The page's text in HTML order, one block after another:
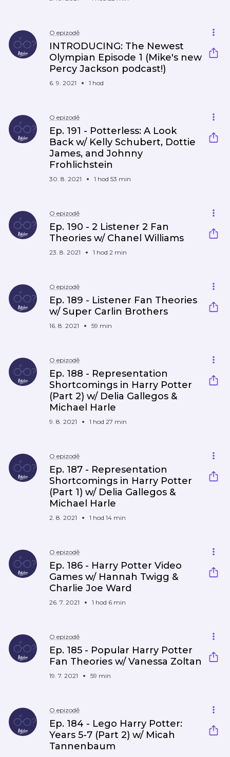
O epizodě
INTRODUCING: The Newest
Olympian Episode 1 (Mike's new
Percy Jackson podcast!)
6. 9. 2021 1 hod
O epizodě
Ep. 191 - Potterless: A Look
Back w/ Kelly Schubert, Dottie
James, and Johnny
Frohlichstein
30. 8. 2021 1 hod 53 min
O epizodě
Ep. 190 - 2 Listener 2 Fan
Theories w/ Chanel Williams
23. 8. 2021 1 hod 2 min
O epizodě
Ep. 189 - Listener Fan Theories
w/ Super Carlin Brothers
16. 8. 2021 59 min
O epizodě
Ep. 188 - Representation
Shortcomings in Harry Potter
(Part 2) w/ Delia Gallegos &
Michael Harle
9. 8. 2021 1 hod 27 min
O epizodě
Ep. 187 - Representation
Shortcomings in Harry Potter
(Part 1) w/ Delia Gallegos &
Michael Harle
2. 8. 2021 1 hod 14 min
O epizodě
Ep. 186 - Harry Potter Video
Games w/ Hannah Twigg &
Charlie Joe Ward
26. 7. 2021 1 hod 6 min
O epizodě
Ep. 185 - Popular Harry Potter
Fan Theories w/ Vanessa Zoltan
19. 7. 2021 59 min
O epizodě
Ep. 184 - Lego Harry Potter:
Years 5-7 (Part 2) w/ Micah
Tannenbaum